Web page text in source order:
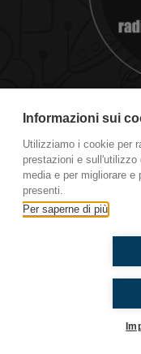
Street Party!
Ti è piaciuto?
Informazioni sui
Utilizziamo i cookie per
prestazioni e sull'utilizzo
media e per migliorare
presenti.
Per saperne di più